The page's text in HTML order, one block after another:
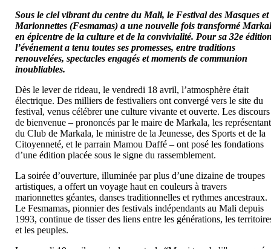
Sous le ciel vibrant du centre du Mali, le Festival des Masques et
Marionnettes (Fesmamas) a une nouvelle fois transformé
en épicentre de la culture et de la convivialité. Pour sa 32e
l’événement a tenu toutes ses promesses, entre traditions
renouvelées, spectacles engagés et moments de communion
inoubliables.
Dès le lever de rideau, le vendredi 18 avril, l’atmosphère était
électrique. Des milliers de festivaliers ont convergé vers le site du
festival, venus célébrer une culture vivante et ouverte. Les discours
de bienvenue – prononcés par le maire de Markala, les
du Club de Markala, le ministre de la Jeunesse, des Sports et de la
Citoyenneté, et le parrain Mamou Daffé – ont posé les fondations
d’une édition placée sous le signe du rassemblement.
La soirée d’ouverture, illuminée par plus d’une dizaine de troupes
artistiques, a offert un voyage haut en couleurs à travers
marionnettes géantes, danses traditionnelles et rythmes ancestraux.
Le Fesmamas, pionnier des festivals indépendants au Mali depuis
1993, continue de tisser des liens entre les générations, les
et les peuples.